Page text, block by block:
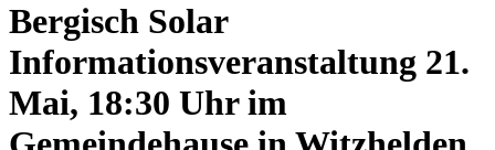
Bergisch Solar
Informationsveranstaltung 21.
Mai, 18:30 Uhr im